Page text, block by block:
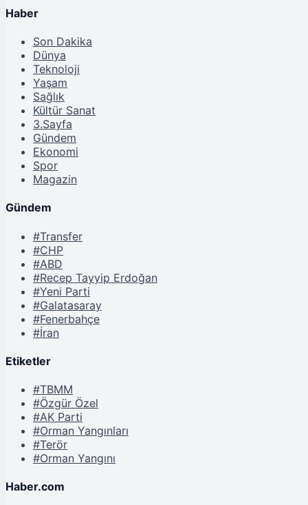
Haber
Son Dakika
Dünya
Teknoloji
Yaşam
Sağlık
Kültür Sanat
3.Sayfa
Gündem
Ekonomi
Spor
Magazin
Gündem
#Transfer
#CHP
#ABD
#Recep Tayyip Erdoğan
#Yeni Parti
#Galatasaray
#Fenerbahçe
#İran
Etiketler
#TBMM
#Özgür Özel
#AK Parti
#Orman Yangınları
#Terör
#Orman Yangını
Haber.com